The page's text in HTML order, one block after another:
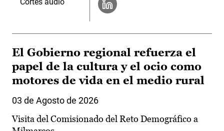
El Gobierno regional refuerza el
papel de la cultura y el ocio como
motores de vida en el medio rural
03 de Agosto de 2026
Visita del Comisionado del Reto Demográfico a